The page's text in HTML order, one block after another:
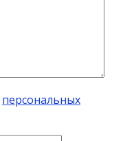
персональных